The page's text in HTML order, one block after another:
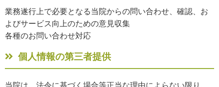
業務遂行上で必要となる当院からの問い合わせ、確認、お
よびサービス向上のための意見収集
各種のお問い合わせ対応
個人情報の第三者提供